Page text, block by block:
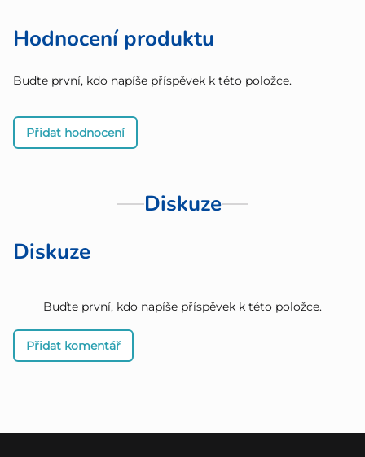
Hodnocení produktu
Buďte první, kdo napíše příspěvek k této položce.
Přidat hodnocení
Diskuze
Diskuze
Buďte první, kdo napíše příspěvek k této položce.
Přidat komentář